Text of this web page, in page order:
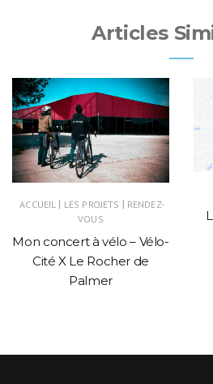
Articles
ACCUEIL | LES PROJETS | RENDEZ-
VOUS
Mon concert à vélo – Vélo-
Cité X Le Rocher de
Palmer